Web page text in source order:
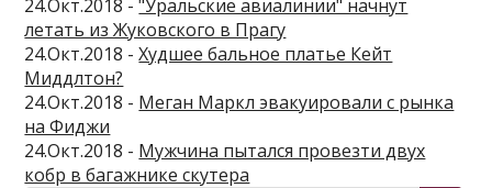
24.Окт.2018 -"Уральские авиалинии" начнут
летать из Жуковского в Прагу
24.Окт.2018 -Худшее бальное платье Кейт
Миддлтон?
24.Окт.2018 - Меган Маркл эвакуировали с рынка
на Фиджи
24.Окт.2018 - Мужчина пытался провезти двух
кобр в багажнике скутера